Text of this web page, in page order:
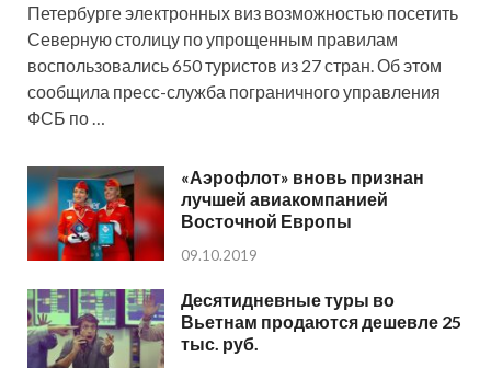
Петербурге электронных виз возможностью посетить
Северную столицу по упрощенным правилам
воспользовались 650 туристов из 27 стран. Об этом
сообщила пресс-служба пограничного управления
ФСБ по …
«Аэрофлот» вновь признан
лучшей авиакомпанией
Восточной Европы
09.10.2019
Десятидневные туры во
Вьетнам продаются дешевле 25
тыс. руб.